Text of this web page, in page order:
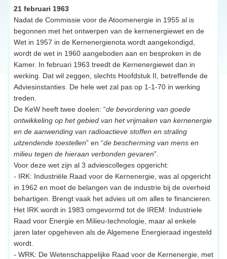
21 februari 1963
Nadat de Commissie voor de Atoomenergie in 1955 al is
begonnen met het ontwerpen van de kernenergiewet en de
Wet in 1957 in de Kernenergienota wordt aangekondigd,
wordt de wet in 1960 aangeboden aan en besproken in de
Kamer. In februari 1963 treedt de Kernenergiewet dan in
werking. Dat wil zeggen, slechts Hoofdstuk II, betreffende de
Adviesinstanties. De hele wet zal pas op 1-1-70 in werking
treden.
De KeW heeft twee doelen: “de bevordering van goede
ontwikkeling op het gebied van het vrijmaken van kernenergie
en de aanwending van radioactieve stoffen en straling
uitzendende toestellen” en “de bescherming van mens en
milieu tegen de hieraan verbonden gevaren”.
Voor deze wet zijn al 3 adviescolleges opgericht:
- IRK: Industriële Raad voor de Kernenergie, was al opgericht
in 1962 en moet de belangen van de industrie bij de overheid
behartigen. Brengt vaak het advies uit om alles te financieren.
Het IRK wordt in 1983 omgevormd tot de IREM: Industriele
Raad voor Energie en Milieu-technologie, maar al enkele
jaren later opgeheven als de Algemene Energieraad ingesteld
wordt.
- WRK: De Wetenschappelijke Raad voor de Kernenergie, met